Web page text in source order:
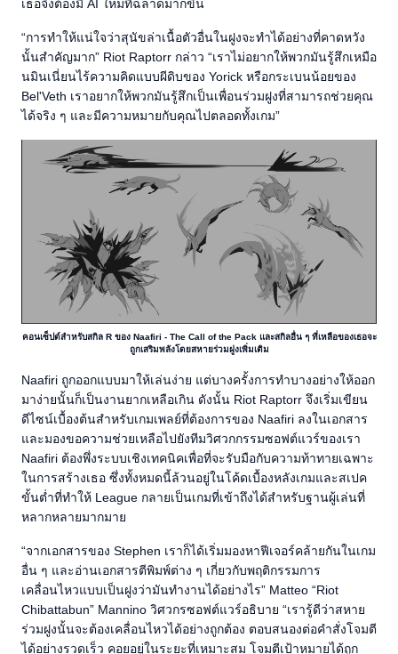
เธอจึงต้องมี AI ใหม่ที่ฉลาดมากขึ้น
“การทำให้แน่ใจว่าสุนัขล่าเนื้อตัวอื่นในฝูงจะทำได้อย่างที่คาดหวัง
นั้นสำคัญมาก” Riot Raptorr กล่าว “เราไม่อยากให้พวกมันรู้สึกเหมือ
นมินเนี่ยนไร้ความคิดแบบผีดิบของ Yorick หรือกระเบนน้อยของ
Bel'Veth เราอยากให้พวกมันรู้สึกเป็นเพื่อนร่วมฝูงที่สามารถช่วยคุณ
ได้จริง ๆ และมีความหมายกับคุณไปตลอดทั้งเกม”
คอนเซ็ปต์สำหรับสกิล R ของ Naafiri - The Call of the Pack และสกิลอื่น ๆ ที่เหลือของเธอจะ
ถูกเสริมพลังโดยสหายร่วมฝูงเพิ่มเติม
Naafiri ถูกออกแบบมาให้เล่นง่าย แต่บางครั้งการทำบางอย่างให้ออก
มาง่ายนั้นก็เป็นงานยากเหลือเกิน ดังนั้น Riot Raptorr จึงเริ่มเขียน
ดีไซน์เบื้องต้นสำหรับเกมเพลย์ที่ต้องการของ Naafiri ลงในเอกสาร
และมองขอความช่วยเหลือไปยังทีมวิศวกกรรมซอฟต์แวร์ของเรา
Naafiri ต้องพึ่งระบบเชิงเทคนิคเพื่อที่จะรับมือกับความท้าทายเฉพาะ
ในการสร้างเธอ ซึ่งทั้งหมดนี้ล้วนอยู่ในโค้ดเบื้องหลังเกมและสเปค
ขั้นต่ำที่ทำให้ League กลายเป็นเกมที่เข้าถึงได้สำหรับฐานผู้เล่นที่
หลากหลายมากมาย
“จากเอกสารของ Stephen เราก็ได้เริ่มมองหาฟีเจอร์คล้ายกันในเกม
อื่น ๆ และอ่านเอกสารตีพิมพ์ต่าง ๆ เกี่ยวกับพฤติกรรมการ
เคลื่อนไหวแบบเป็นฝูงว่ามันทำงานได้อย่างไร” Matteo “Riot
Chibattabun” Mannino วิศวกรซอฟต์แวร์อธิบาย “เรารู้ดีว่าสหาย
ร่วมฝูงนั้นจะต้องเคลื่อนไหวได้อย่างถูกต้อง ตอบสนองต่อคำสั่งโจมตี
ได้อย่างรวดเร็ว คอยอยู่ในระยะที่เหมาะสม โจมตีเป้าหมายได้ถูก